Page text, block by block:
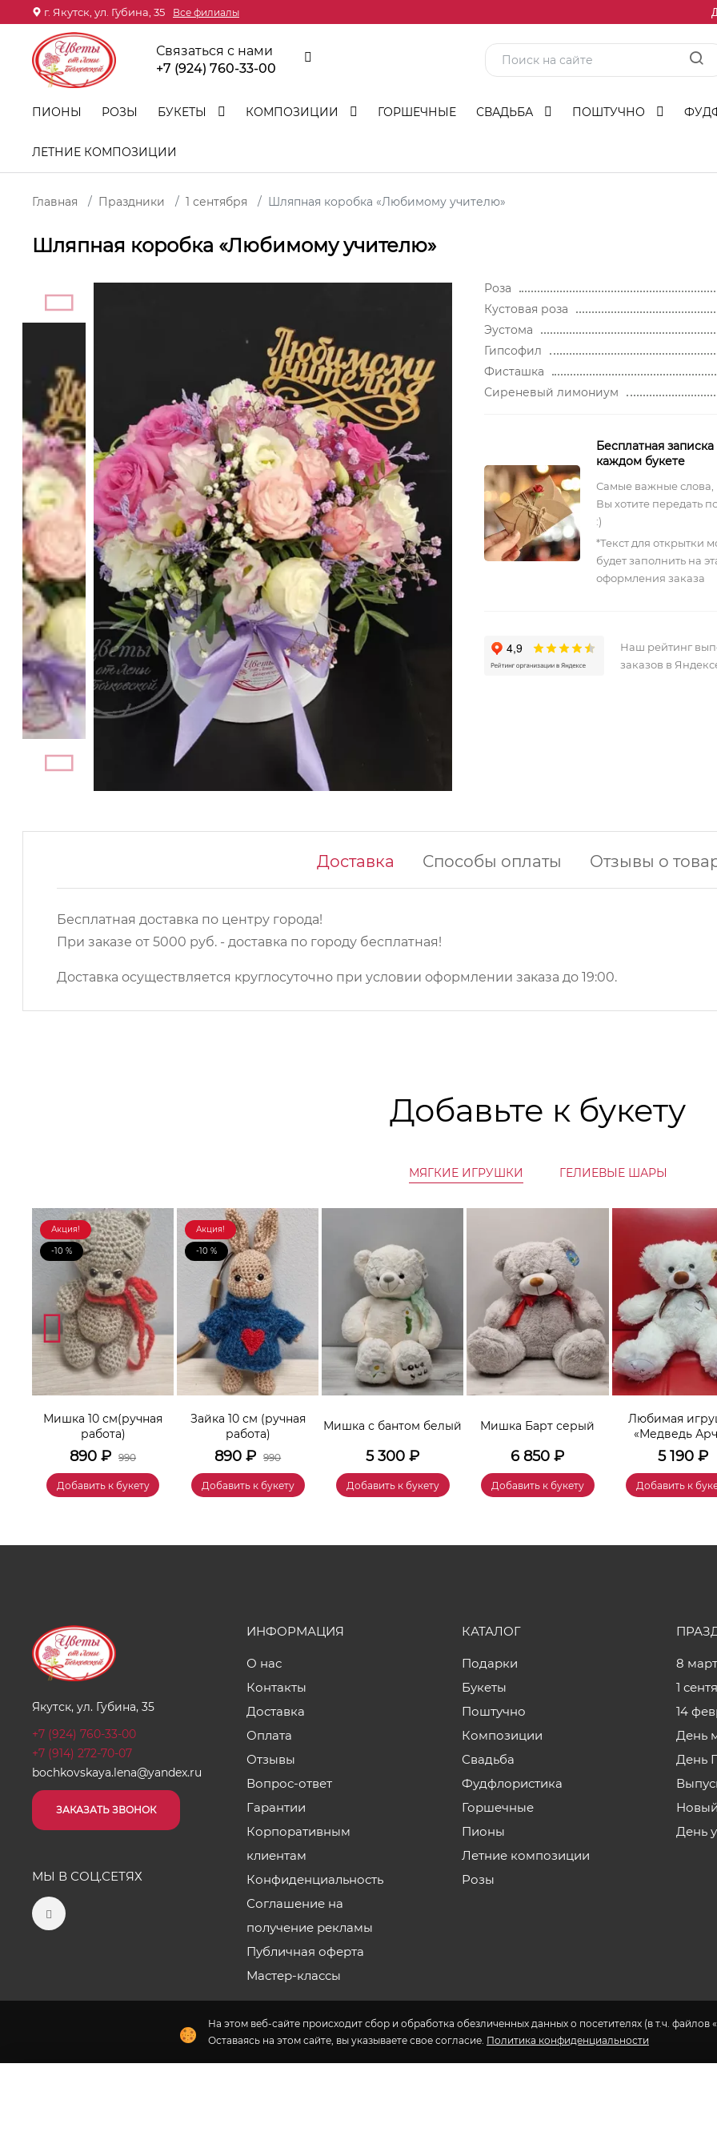
г. Якутск, ул. Губина, 35 Все филиалы
Связаться с нами
+7 (924) 760-33-00
ПИОНЫ РОЗЫ БУКЕТЫ КОМПОЗИЦИИ ГОРШЕЧНЫЕ СВАДЬБА ПОШТУЧНО
ЛЕТНИЕ КОМПОЗИЦИИ
Главная Праздники 1 сентября Шляпная коробка «Любимому учителю»
Шляпная коробка «Любимому учителю»
Роза
Кустовая роза
Эустома
Гипсофил
Фисташка
Сиреневый лимониум
Бесплатная записка
каждом букете
Самые важные слова,
Вы хотите передать
:)
*Текст для открытки
будет заполнить на
оформления заказа
Наш рейтинг
заказов в
Доставка Способы оплаты Отзывы о
Бесплатная доставка по центру города!
При заказе от 5000 руб. - доставка по городу бесплатная!
Доставка осуществляется круглосуточно при условии оформлении заказа до 19:00.
Добавьте к букету
МЯГКИЕ ИГРУШКИ ГЕЛИЕВЫЕ ШАРЫ
Акция!
-10 %
Мишка 10 см(ручная
работа)
890 ₽ 990
Добавить к букету
Акция!
-10 %
Зайка 10 см (ручная
работа)
890 ₽ 990
Добавить к букету
Мишка с бантом белый
5 300 ₽
Добавить к букету
Мишка Барт серый
6 850 ₽
Добавить к букету
Любимая
«Медведь
5 190₽
Добавить к
На этом веб-сайте происходит сбор и обработка обезличенных данных о посетителях (в т.ч. файлов
Оставаясь на этом сайте, вы указываете свое согласие. Политика конфиденциальности
Якутск, ул. Губина, 35
+7 (924) 760-33-00
+7 (914) 272-70-07
bochkovskaya.lena@yandex.ru
ЗАКАЗАТЬ ЗВОНОК
МЫ В СОЦ.СЕТЯХ
ИНФОРМАЦИЯ
О нас
Контакты
Доставка
Оплата
Отзывы
Вопрос-ответ
Гарантии
Корпоративным
клиентам
Конфиденциальность
Соглашение на
получение рекламы
Публичная оферта
Мастер-классы
КАТАЛОГ
Подарки
Букеты
Поштучно
Композиции
Свадьба
Фудфлористика
Горшечные
Пионы
Летние композиции
Розы
8
1
14
День
День
День